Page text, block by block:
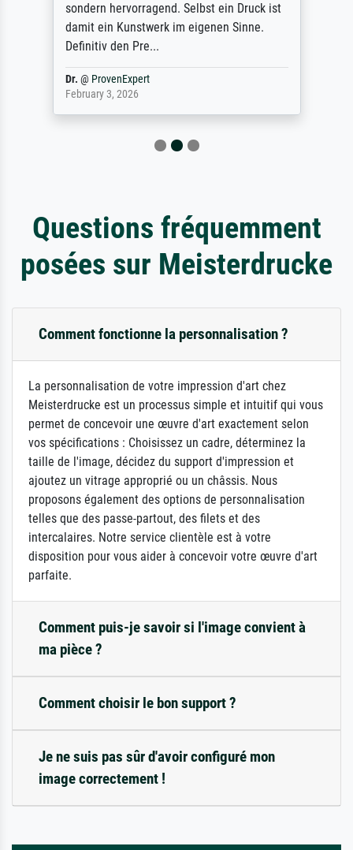
sondern hervorragend. Selbst ein Druck ist
damit ein Kunstwerk im eigenen Sinne.
Definitiv den Pre...
Dr. @ ProvenExpert
February 3, 2026
Questions fréquemment
posées sur Meisterdrucke
Comment fonctionne la personnalisation ?
La personnalisation de votre impression d'art chez
Meisterdrucke est un processus simple et intuitif qui vous
permet de concevoir une œuvre d'art exactement selon
vos spécifications : Choisissez un cadre, déterminez la
taille de l'image, décidez du support d'impression et
ajoutez un vitrage approprié ou un châssis. Nous
proposons également des options de personnalisation
telles que des passe-partout, des filets et des
intercalaires. Notre service clientèle est à votre
disposition pour vous aider à concevoir votre œuvre d'art
parfaite.
Comment puis-je savoir si l'image convient à
ma pièce ?
Comment choisir le bon support ?
Je ne suis pas sûr d'avoir configuré mon
image correctement !